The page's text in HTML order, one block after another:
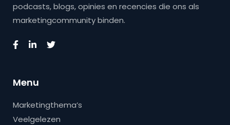
podcasts, blogs, opinies en recencies die ons als
marketingcommunity binden.
Menu
Marketingthema’s
Veelgelezen